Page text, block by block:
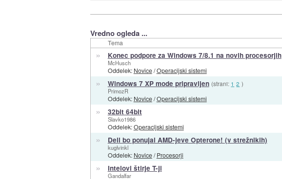
Vredno ogleda ...
Tema
» Konec podpore za Windows 7/8.1 na novih procesorjih
McHusch
Oddelek: Novice/Operacijski sistemi
» Windows 7 XP mode pripravljen (strani: 1 2 )
PrimozR
Oddelek: Novice/Operacijski sistemi
» 32bit 64bit
Slavko1986
Oddelek:Operacijski sistemi
» Dell bo ponujal AMD-jeve Opterone! (v strežnikih)
kuglvinkl
Oddelek: Novice/Procesorji
» Intelovi štirje T-ji
Gandalfar